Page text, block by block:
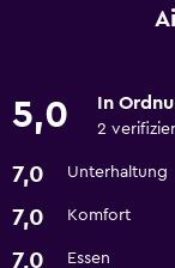
5,0 In
2
7,0 Unterhaltung
7,0 Komfort
7,0 Essen